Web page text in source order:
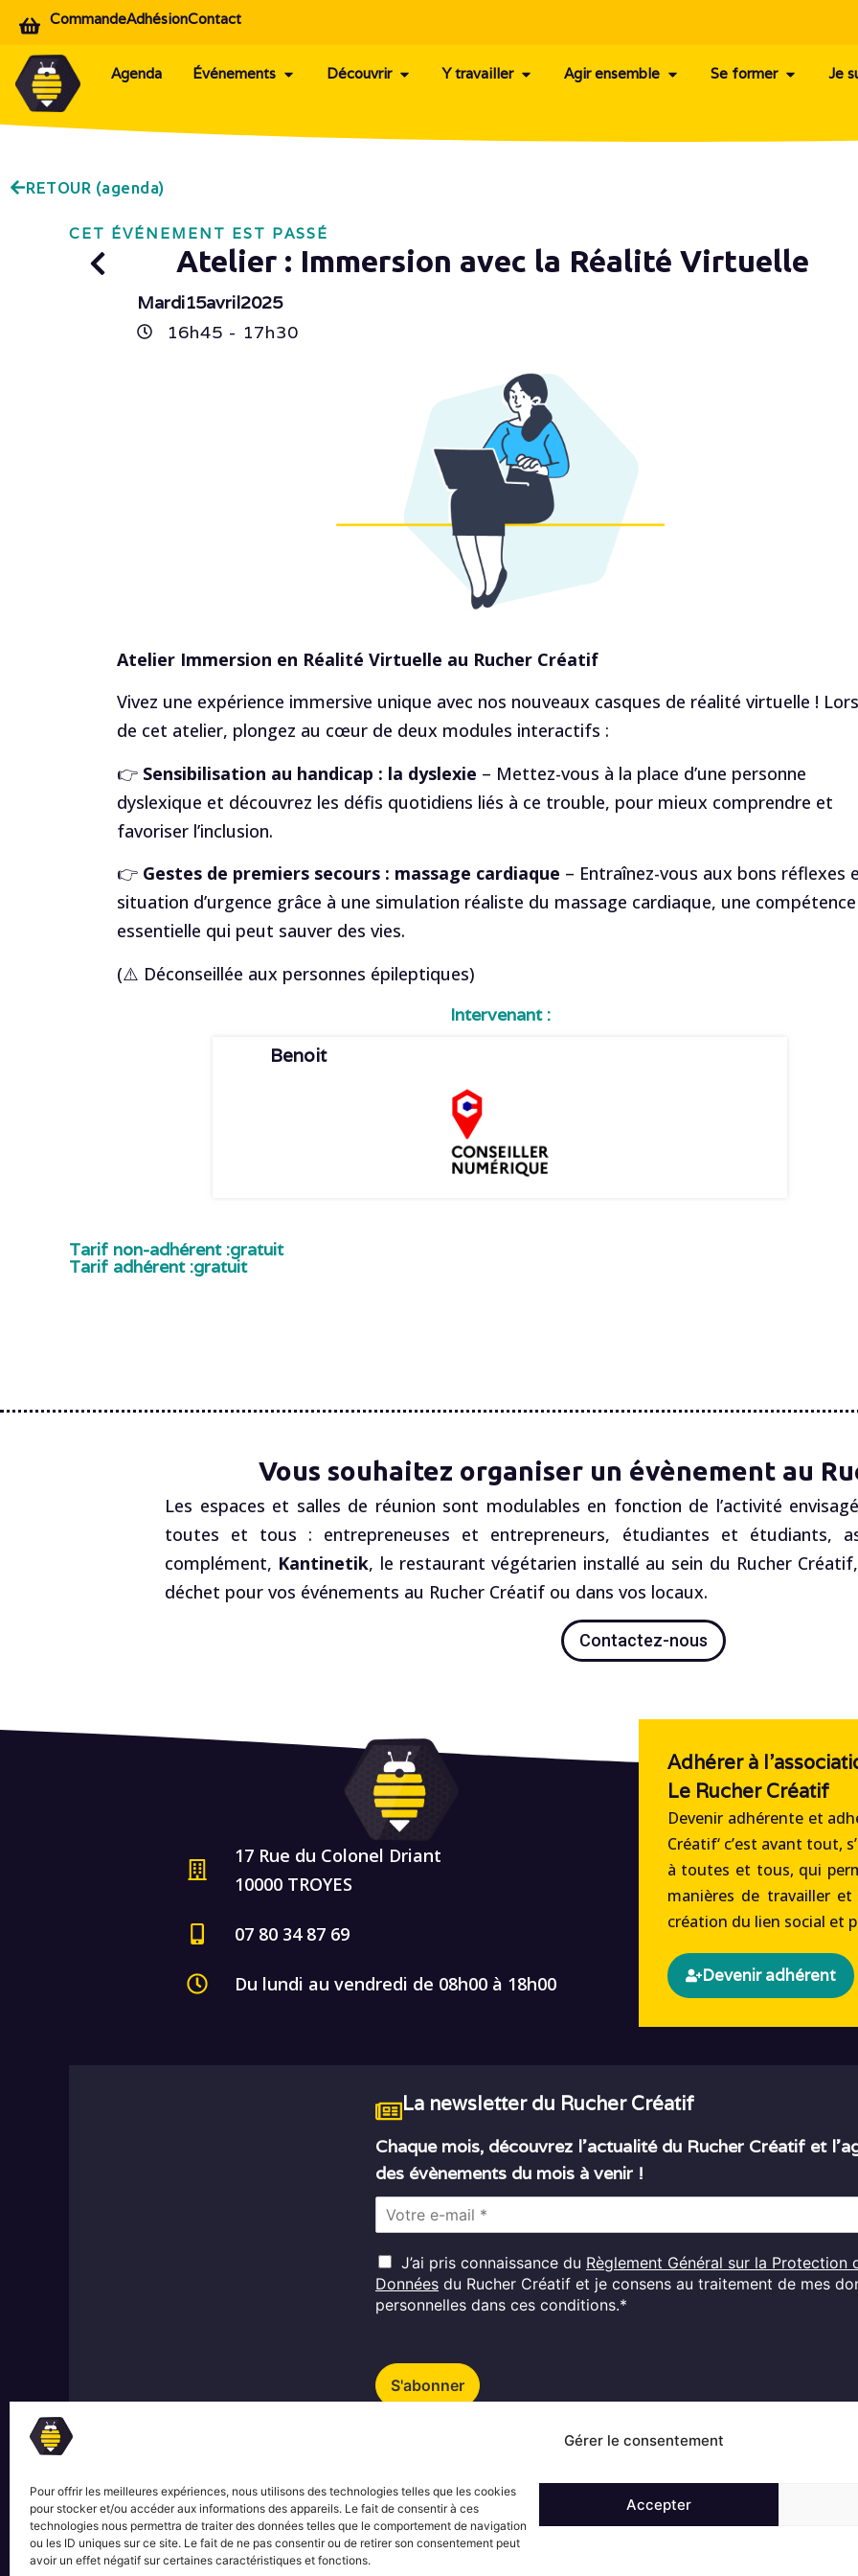
Gérer le consentement
Pour offrir les meilleures expériences, nous utilisons des technologies telles que les cookies
pour stocker et/ou accéder aux informations des appareils. Le fait de consentir à ces
technologies nous permettra de traiter des données telles que le comportement de navigation
ou les ID uniques sur ce site. Le fait de ne pas consentir ou de retirer son consentement peut
avoir un effet négatif sur certaines caractéristiques et fonctions.
Accepter
CommandeAdhésionContact
Agenda Événements Découvrir Y travailler Agir ensemble Se former Je
RETOUR (agenda)
CET ÉVÉNEMENT EST PASSÉ
Atelier : Immersion avec la Réalité Virtuelle
Mardi15avril2025
16h45 - 17h30
Atelier Immersion en Réalité Virtuelle au Rucher Créatif
Vivez une expérience immersive unique avec nos nouveaux casques de réalité virtuelle ! Lors
de cet atelier, plongez au cœur de deux modules interactifs :
👉 Sensibilisation au handicap : la dyslexie – Mettez-vous à la place d’une personne
dyslexique et découvrez les défis quotidiens liés à ce trouble, pour mieux comprendre et
favoriser l’inclusion.
👉 Gestes de premiers secours : massage cardiaque – Entraînez-vous aux bons réflexes
situation d’urgence grâce à une simulation réaliste du massage cardiaque, une compétence
essentielle qui peut sauver des vies.
(⚠️ Déconseillée aux personnes épileptiques)
Intervenant :
Benoit
Tarif non-adhérent :gratuit
Tarif adhérent :gratuit
Vous souhaitez organiser un évènement au
Les espaces et salles de réunion sont modulables en fonction de l’activité
toutes et tous : entrepreneuses et entrepreneurs, étudiantes et étudiants,
complément, Kantinetik, le restaurant végétarien installé au sein du Rucher
déchet pour vos événements au Rucher Créatif ou dans vos locaux.
Contactez-nous
17 Rue du Colonel Driant
10000 TROYES
07 80 34 87 69
Du lundi au vendredi de 08h00 à 18h00
Adhérer à
Le Rucher Créatif
Devenir adhérente et
Créatif‘ c’est avant tout,
à toutes et tous, qui
manières de travailler
création du lien social et
Devenir adhérent
La newsletter du Rucher Créatif
Chaque mois, découvrez l’actualité du Rucher Créatif et
des évènements du mois à venir !
l
*
R
G
D
P
J’ai pris connaissance du Règlement Général sur la Protection
Données du Rucher Créatif et je consens au traitement de mes
personnelles dans ces conditions.*
S'abonner
Suivez l'actualité du Rucher créatif